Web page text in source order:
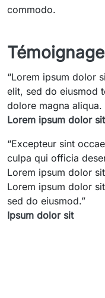
commodo.
“Lorem ipsum dolor
elit, sed do eiusmod
dolore magna
Lorem ipsum dolor sit
“Excepteur sint
culpa qui officia
Lorem ipsum dolor
Lorem ipsum dolor
sed do eiusmod.”
Ipsum dolor sit